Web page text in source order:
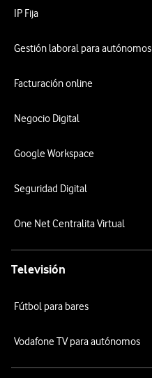
IP Fija
Gestión laboral para autónomos
Facturación online
Negocio Digital
Google Workspace
Seguridad Digital
One Net Centralita Virtual
Televisión
Fútbol para bares
Vodafone TV para autónomos